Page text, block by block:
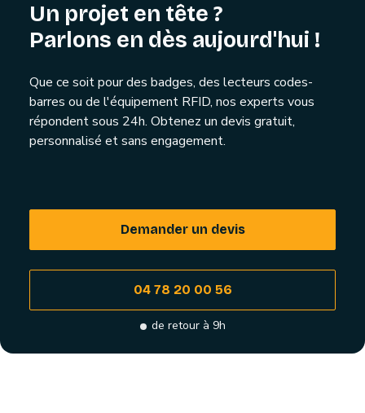
Un projet en tête ?
Parlons en dès aujourd'hui !
Que ce soit pour des badges, des lecteurs codes-
barres ou de l'équipement RFID, nos experts vous
répondent sous 24h. Obtenez un devis gratuit,
personnalisé et sans engagement.
Demander un devis
04 78 20 00 56
de retour à 9h